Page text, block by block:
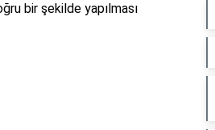
bir şekilde yapılması